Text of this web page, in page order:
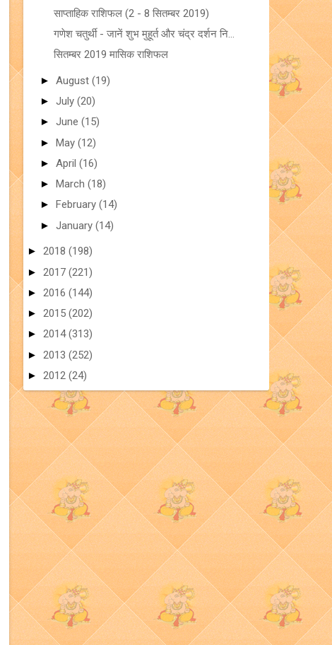
साप्ताहिक राशिफल (2 - 8 सितम्बर 2019)
गणेश चतुर्थी - जानें शुभ मुहूर्त और चंद्र दर्शन नि...
सितम्बर 2019 मासिक राशिफल
► August (19)
► July (20)
► June (15)
► May (12)
► April (16)
► March (18)
► February (14)
► January (14)
► 2018 (198)
► 2017 (221)
► 2016 (144)
► 2015 (202)
► 2014(313)
► 2013 (252)
► 2012 (24)